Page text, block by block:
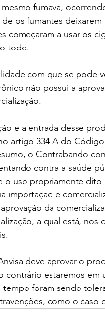
fumava,
de os fumantes
começaram a usar os
todo.
com que se pode
não possui a
e a entrada desse
artigo 334-A do
o Contrabando
contra a saúde
o uso propriamente
importação e
da
a qual está,
deve aprovar o
contrário estaremos em
foram sendo
como o caso